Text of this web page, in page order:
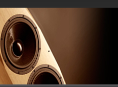
въведи своето потребителско име